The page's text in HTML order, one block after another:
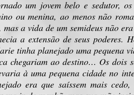
um jovem belo e sedutor,
ou menina, ao menos não
a vida de um semideus não
a extensão de seus poderes.
tinha planejado uma pequena
chegariam ao destino… Os dois
à uma pequena cidade no
era que saíssem mais